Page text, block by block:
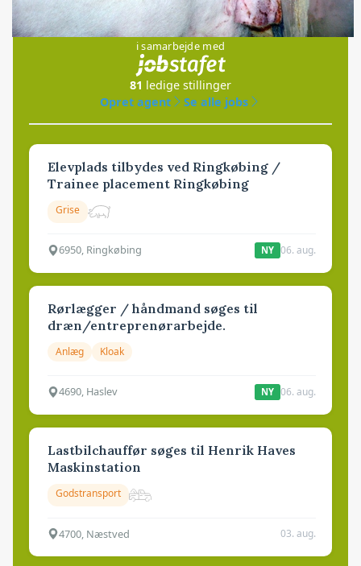
Jobs
i samarbejde med
81 ledige stillinger
Opret agent
Se alle jobs
Elevplads tilbydes ved Ringkøbing /
Trainee placement Ringkøbing
Grise
6950, Ringkøbing NY 06. aug.
Rørlægger / håndmand søges til
dræn/entreprenørarbejde.
Anlæg Kloak
4690, Haslev NY 06. aug.
Lastbilchauffør søges til Henrik Haves
Maskinstation
Godstransport
4700, Næstved 03. aug.